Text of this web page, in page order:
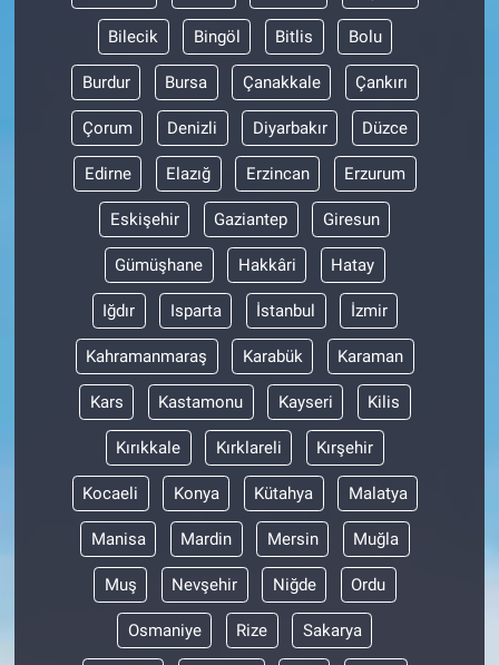
Bilecik Bingöl Bitlis Bolu
Burdur Bursa Çanakkale Çankırı
Çorum Denizli Diyarbakır Düzce
Edirne Elazığ Erzincan Erzurum
Eskişehir Gaziantep Giresun
Gümüşhane Hakkâri Hatay
Iğdır Isparta İstanbul İzmir
Kahramanmaraş Karabük Karaman
Kars Kastamonu Kayseri Kilis
Kırıkkale Kırklareli Kırşehir
Kocaeli Konya Kütahya Malatya
Manisa Mardin Mersin Muğla
Muş Nevşehir Niğde Ordu
Osmaniye Rize Sakarya
İlan
Kimdir
Koronavirüs
Kültür Sanat
Ne demişti
Nedir
Popüler
Programlar
Sağlık
Spor
Teknoloji
Türkiye'nin Geleceği